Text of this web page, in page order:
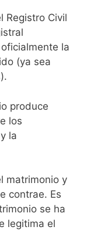
Registro Civil
la
(ya sea
produce
los
la
matrimonio y
contrae. Es
se ha
legitima el